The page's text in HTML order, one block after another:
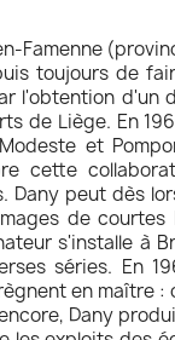
Famenne
toujours de
l'obtention d'un
de Liège. En
et
cette
peut dès
de courtes
s'installe à
séries. En
en maître :
Dany